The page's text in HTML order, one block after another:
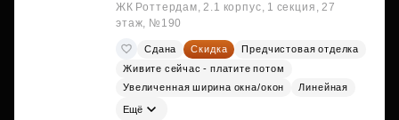
ЖК Роттердам, 2.1 корпус, 1 секция, 27
этаж, №190
Сдана Скидка
Предчистовая отделка
Живите сейчас - платите потом
Увеличенная ширина окна/окон
Линейная
Ещё